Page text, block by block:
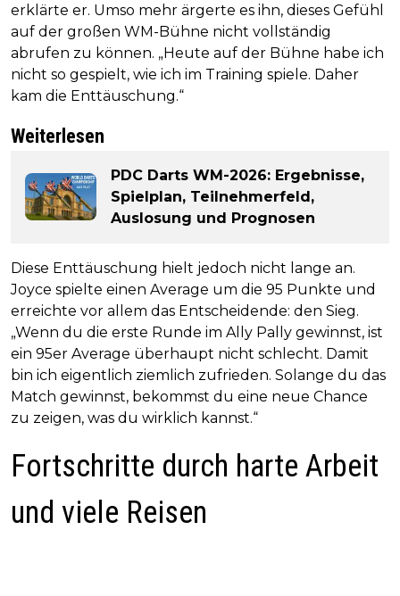
erklärte er. Umso mehr ärgerte es ihn, dieses Gefühl
auf der großen WM-Bühne nicht vollständig
abrufen zu können. „Heute auf der Bühne habe ich
nicht so gespielt, wie ich im Training spiele. Daher
kam die Enttäuschung.“
Weiterlesen
PDC Darts WM-2026: Ergebnisse,
Spielplan, Teilnehmerfeld,
Auslosung und Prognosen
Diese Enttäuschung hielt jedoch nicht lange an.
Joyce spielte einen Average um die 95 Punkte und
erreichte vor allem das Entscheidende: den Sieg.
„Wenn du die erste Runde im Ally Pally gewinnst, ist
ein 95er Average überhaupt nicht schlecht. Damit
bin ich eigentlich ziemlich zufrieden. Solange du das
Match gewinnst, bekommst du eine neue Chance
zu zeigen, was du wirklich kannst.“
Fortschritte durch harte Arbeit
und viele Reisen